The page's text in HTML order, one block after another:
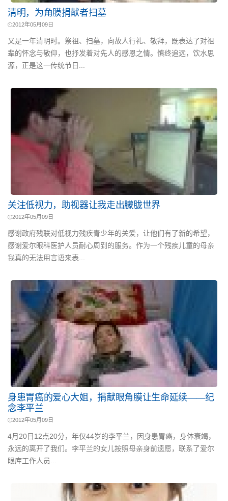
清明，为角膜捐献者扫墓
2012年05月09日
又是一年清明时。祭祖、扫墓，向故人行礼、敬拜，既表达了对祖
辈的怀念与敬仰，也抒发着对先人的感恩之情。慎终追远，饮水思
源，正是这一传统节日...
关注低视力，助视器让我走出朦胧世界
2012年05月09日
感谢政府残联对低视力残疾青少年的关爱，让他们有了新的希望，
感谢爱尔眼科医护人员耐心周到的服务。作为一个残疾儿童的母亲
我真的无法用言语来表...
身患胃癌的爱心大姐，捐献眼角膜让生命延续——纪
念李平兰
2012年05月09日
4月20日12点20分，年仅44岁的李平兰，因身患胃癌，身体衰竭，
永远的离开了我们。李平兰的女儿按照母亲身前遗愿，联系了爱尔
眼库工作人员...